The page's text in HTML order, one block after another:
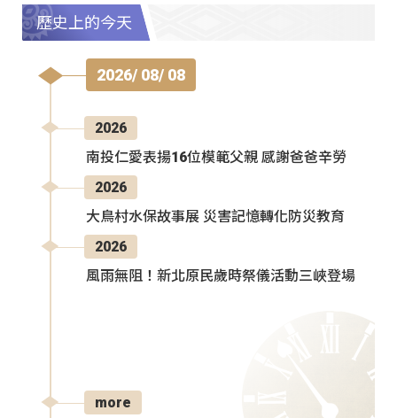
歷史上的今天
2026/ 08/ 08
2026
南投仁愛表揚16位模範父親 感謝爸爸辛勞
2026
大鳥村水保故事展 災害記憶轉化防災教育
2026
風雨無阻！新北原民歲時祭儀活動三峽登場
more